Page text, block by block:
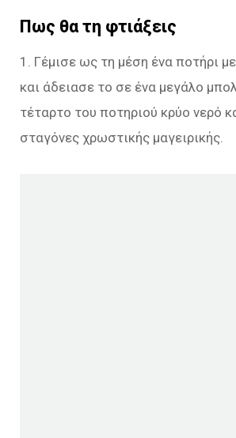
Πως θα τη φτιάξεις
1. Γέμισε ως τη μέση ένα ποτήρι
και άδειασε το σε ένα μεγάλο
τέταρτο του ποτηριού κρύο νερό
σταγόνες χρωστικής μαγειρικής.